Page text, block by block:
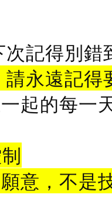
記得別錯
永遠記得
起的每一
意，不是